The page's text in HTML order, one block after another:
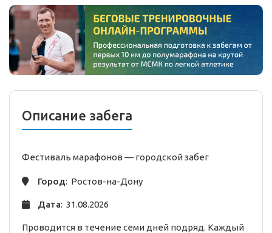
Описание забега
Фестиваль марафонов — городскойзабег
Город: Ростов-на-Дону
Дата: 31.08.2026
Проводится в течение семи дней подряд. Каждый